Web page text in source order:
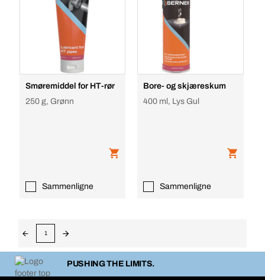
Smøremiddel for HT-rør
250 g, Grønn
Sammenligne
Bore- og skjæreskum
400 ml, Lys Gul
Sammenligne
1
PUSHING THE LIMITS.